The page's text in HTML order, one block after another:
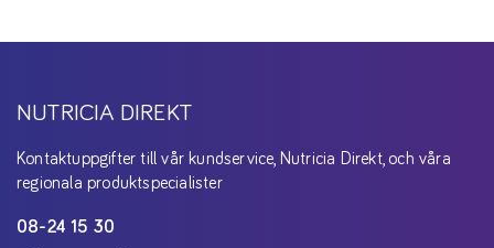
NUTRICIA DIREKT
Kontaktuppgifter till vår kundservice, Nutricia Direkt, och våra
regionala produktspecialister
08-24 15 30